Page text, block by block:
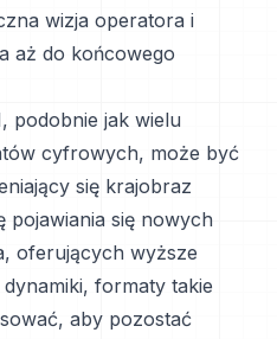
wizja operatora i
aż do końcowego
podobnie jak wielu
cyfrowych, może być
się krajobraz
pojawiania się nowych
oferujących wyższe
formaty takie
aby pozostać